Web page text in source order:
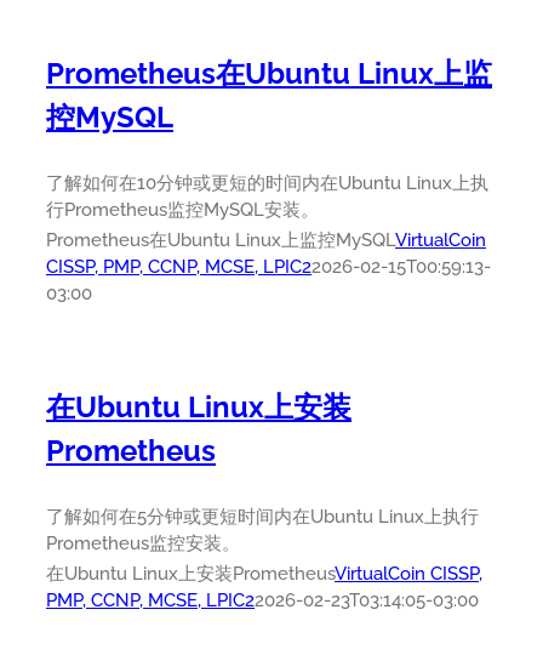
Prometheus在Ubuntu Linux上监
控MySQL
了解如何在10分钟或更短的时间内在Ubuntu Linux上执
行Prometheus监控MySQL安装。
Prometheus在Ubuntu Linux上监控MySQLVirtualCoin
CISSP, PMP, CCNP, MCSE, LPIC22026-02-15T00:59:13-
03:00
在Ubuntu Linux上安装
Prometheus
了解如何在5分钟或更短时间内在Ubuntu Linux上执行
Prometheus监控安装。
在Ubuntu Linux上安装PrometheusVirtualCoin CISSP,
PMP, CCNP, MCSE, LPIC22026-02-23T03:14:05-03:00